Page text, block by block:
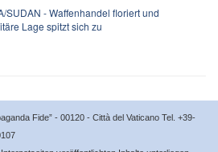
SUDAN - Waffenhandel floriert und
Lage spitzt sich zu
Fide” - 00120 - Città del Vaticano Tel. +39-